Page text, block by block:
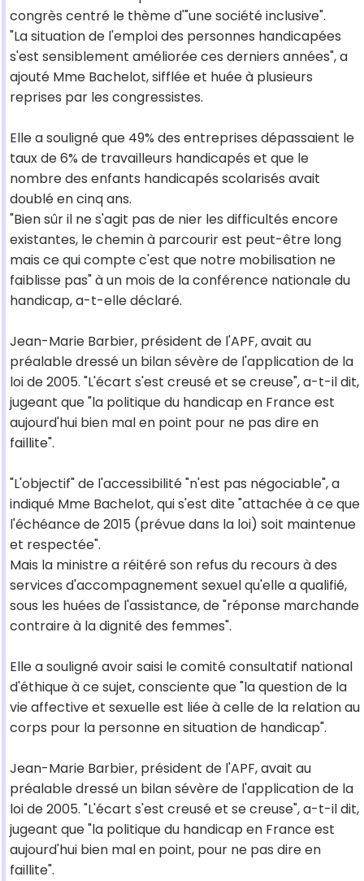
congrès centré le thème d'"une société inclusive".
"La situation de l'emploi des personnes handicapées
s'est sensiblement améliorée ces derniers années", a
ajouté Mme Bachelot, sifflée et huée à plusieurs
reprises par les congressistes.
Elle a souligné que 49% des entreprises dépassaient le
taux de 6% de travailleurs handicapés et que le
nombre des enfants handicapés scolarisés avait
doublé en cinq ans.
"Bien sûr il ne s'agit pas de nier les difficultés encore
existantes, le chemin à parcourir est peut-être long
mais ce qui compte c'est que notre mobilisation ne
faiblisse pas" à un mois de la conférence nationale du
handicap, a-t-elle déclaré.
Jean-Marie Barbier, président de l'APF, avait au
préalable dressé un bilan sévère de l'application de la
loi de 2005. "L'écart s'est creusé et se creuse", a-t-il dit,
jugeant que "la politique du handicap en France est
aujourd'hui bien mal en point pour ne pas dire en
faillite".
"L'objectif" de l'accessibilité "n'est pas négociable", a
indiqué Mme Bachelot, qui s'est dite "attachée à ce que
l'échéance de 2015 (prévue dans la loi) soit maintenue
et respectée".
Mais la ministre a réitéré son refus du recours à des
services d'accompagnement sexuel qu'elle a qualifié,
sous les huées de l'assistance, de "réponse marchande
contraire à la dignité des femmes".
Elle a souligné avoir saisi le comité consultatif national
d'éthique à ce sujet, consciente que "la question de la
vie affective et sexuelle est liée à celle de la relation au
corps pour la personne en situation de handicap".
Jean-Marie Barbier, président de l'APF, avait au
préalable dressé un bilan sévère de l'application de la
loi de 2005. "L'écart s'est creusé et se creuse", a-t-il dit,
jugeant que "la politique du handicap en France est
aujourd'hui bien mal en point, pour ne pas dire en
faillite".